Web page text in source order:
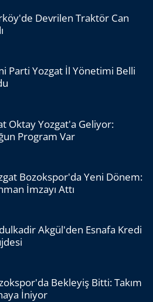
Devrilen Traktör Can
Parti Yozgat İl Yönetimi Belli
Oktay Yozgat'a Geliyor:
Program Var
Bozokspor'da Yeni Dönem:
İmzayı Attı
Akgül'den Esnafa Kredi
Bekleyiş Bitti: Takım
İniyor